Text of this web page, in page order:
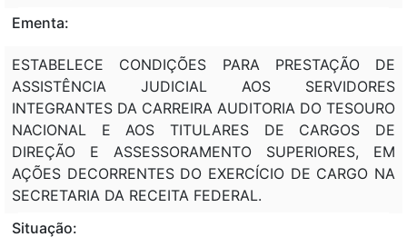
Ementa:
ESTABELECE CONDIÇÕES PARA PRESTAÇÃO DE
ASSISTÊNCIA JUDICIAL AOS SERVIDORES
INTEGRANTES DA CARREIRA AUDITORIA DO TESOURO
NACIONAL E AOS TITULARES DE CARGOS DE
DIREÇÃO E ASSESSORAMENTO SUPERIORES, EM
AÇÕES DECORRENTES DO EXERCÍCIO DE CARGO NA
SECRETARIA DA RECEITA FEDERAL.
Situação: